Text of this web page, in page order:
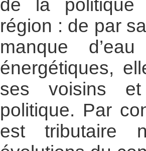
de la politique
région : de par
manque
énergétiques,
ses voisins
politique. Par
est tributaire